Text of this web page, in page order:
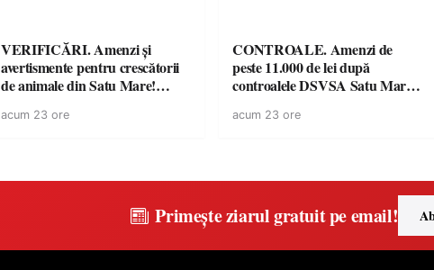
VERIFICĂRI. Amenzi și
avertismente pentru crescătorii
de animale din Satu Mare!
toate gospodăriile și face apel la
acum 23 ore
CONTROALE. Amenzi de
peste 11.000 de lei după
controalele DSVSA Satu Mare!
sancționate pentru nereguli
acum 23 ore
Primește ziarul gratuit pe email!